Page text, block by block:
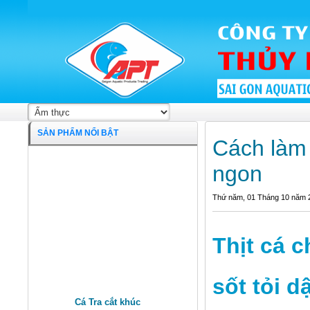
Cách
ngon
Thứ năm, 01 Tháng 10 năm
Thịt cá
sốt tỏi
SẢN PHẨM NỔI BẬT